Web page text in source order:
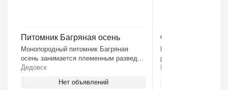
Питомник Багряная осень
Монопородный питомник Багряная
осень занимается племенным развед...
Дедовск
Нет объявлений
ООО Вита-Ко
российском